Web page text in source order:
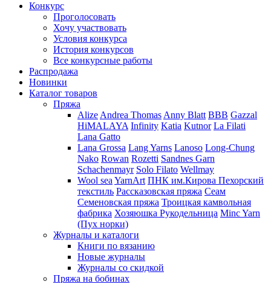
Конкурс
Проголосовать
Хочу участвовать
Условия конкурса
История конкурсов
Все конкурсные работы
Распродажа
Новинки
Каталог товаров
Пряжа
Alize Andrea Thomas Anny Blatt BBB Gazzal
HiMALAYA Infinity Katia Kutnor La Filati
Lana Gatto
Lana Grossa Lang Yarns Lanoso Long-Chung
Nako Rowan Rozetti Sandnes Garn
Schachenmayr Solo Filato Wellmay
Wool sea YarnArt ПНК им.Кирова Пехорский
текстиль Рассказовская пряжа Сеам
Семеновская пряжа Троицкая камвольная
фабрика Хозяюшка Рукодельница Minc Yarn
(Пух норки)
Журналы и каталоги
Книги по вязанию
Новые журналы
Журналы со скидкой
Пряжа на бобинах